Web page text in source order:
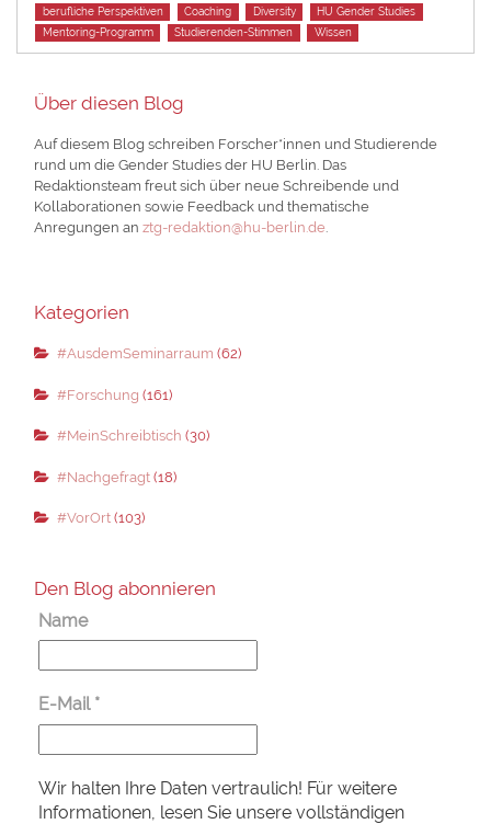
Tags
berufliche Perspektiven Coaching Diversity
HU Gender Studies
Mentoring-Programm
Studierenden-Stimmen Wissen
Über diesen Blog
Auf diesem Blog schreiben Forscher*innen und Studierende
rund um die Gender Studies der HU Berlin. Das
Redaktionsteam freut sich über neue Schreibende und
Kollaborationen sowie Feedback und thematische
Anregungen anztg-redaktion@hu-berlin.de.
Kategorien
#AusdemSeminarraum (62)
#Forschung (161)
#MeinSchreibtisch (30)
#Nachgefragt(18)
#VorOrt(103)
Den Blog abonnieren
Name
E-Mail *
Wir halten Ihre Daten vertraulich! Für weitere
Informationen, lesen Sie unsere vollständigen